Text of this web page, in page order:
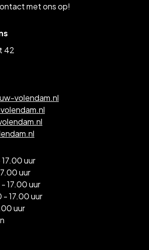
42
volendam.nl
uur
uur
17.00 uur
17.00 uur
uur
met ons op!